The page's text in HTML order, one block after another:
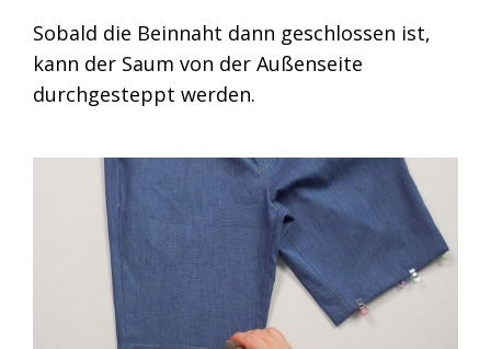
Sobald die Beinnaht dann geschlossen ist,
kann der Saum von der Außenseite
durchgesteppt werden.